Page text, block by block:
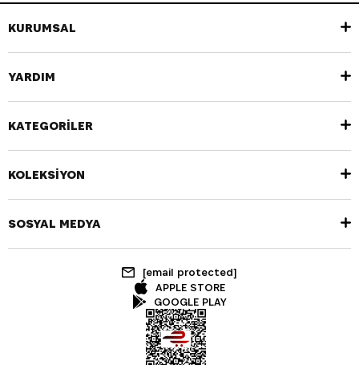
KURUMSAL
YARDIM
KATEGORİLER
KOLEKSİYON
SOSYAL MEDYA
[email protected]
APPLE STORE
GOOGLE PLAY